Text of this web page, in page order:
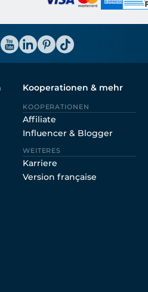
Kooperationen & mehr
KOOPERATIONEN
Affiliate
Influencer & Blogger
WEITERES
Karriere
Version française